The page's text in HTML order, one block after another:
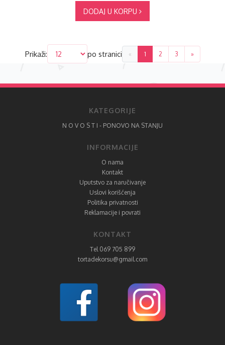
DODAJ U KORPU
Prikaži: po stranici « 1 2 3 »
KATEGORIJE
N O V O S T I - PONOVO NA STANJU
INFORMACIJE
O nama
Kontakt
Uputstvo za naručivanje
Uslovi korišćenja
Politika privatnosti
Reklamacije i povrati
KONTAKT
Tel 069 705 899
tortadekorsu@gmail.com